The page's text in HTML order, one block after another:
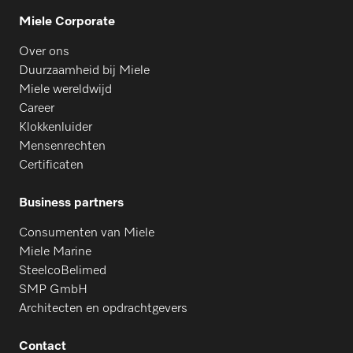
Miele Corporate
Over ons
Duurzaamheid bij Miele
Miele wereldwijd
Career
Klokkenluider
Mensenrechten
Certificaten
Business partners
Consumenten van Miele
Miele Marine
SteelcoBelimed
SMP GmbH
Architecten en opdrachtgevers
Contact